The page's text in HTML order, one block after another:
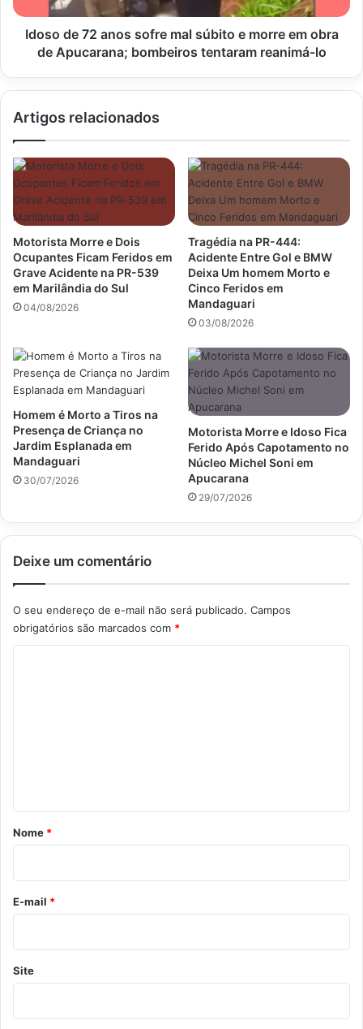
morre
em
tentaram
Idoso de 72 anos sofre mal súbito e morre em obra
de Apucarana; bombeiros tentaram reanimá-lo
Artigos relacionados
Motorista Morre e Dois
Ocupantes Ficam Feridos em
Grave Acidente na PR-539
em Marilândia do Sul
04/08/2026
Tragédia na PR-444:
Acidente Entre Gol e BMW
Deixa Um homem Morto e
Cinco Feridos em
Mandaguari
03/08/2026
Homem é Morto a Tiros na
Presença de Criança no
Jardim Esplanada em
Mandaguari
30/07/2026
Motorista Morre e Idoso Fica
Ferido Após Capotamento no
Núcleo Michel Soni em
Apucarana
29/07/2026
Deixe um comentário
O seu endereço de e-mail não será publicado. Campos
obrigatórios são marcados com *
r
o
*
Nome *
E-mail *
Site